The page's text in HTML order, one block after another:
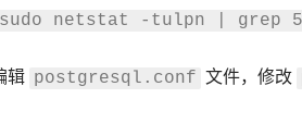
sudo netstat -tulpn | grep
辑 postgresql.conf 文件，修改